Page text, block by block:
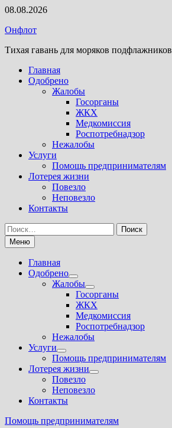
Перейти
содержимому
08.08.2026
Онфлот
Тихая гавань для моряков подфлажников
Главная
Одобрено
Жалобы
Госорганы
ЖКХ
Медкомиссия
Роспотребнадзор
Нежалобы
Услуги
Помощь предпринимателям
Лотерея жизни
Повезло
Неповезло
Контакты
Найти:
Меню
Главная
Одобрено
Показать
подменю
Жалобы
Показать
подменю
Госорганы
ЖКХ
Медкомиссия
Роспотребнадзор
Нежалобы
Услуги
Показать
подменю
Помощь предпринимателям
Лотерея жизни
Показать
Повезло
Неповезло
Контакты
Помощь предпринимателям